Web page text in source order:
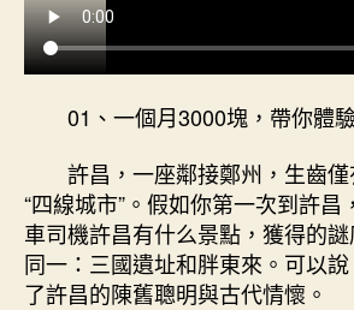
01、一個月3000塊，帶你體
許昌，一座鄰接鄭州，生齒
“四線城市”。假如你第一次到許昌
車司機許昌有什么景點，獲得的
同一：三國遺址和胖東來。可以
了許昌的陳舊聰明與古代情懷。